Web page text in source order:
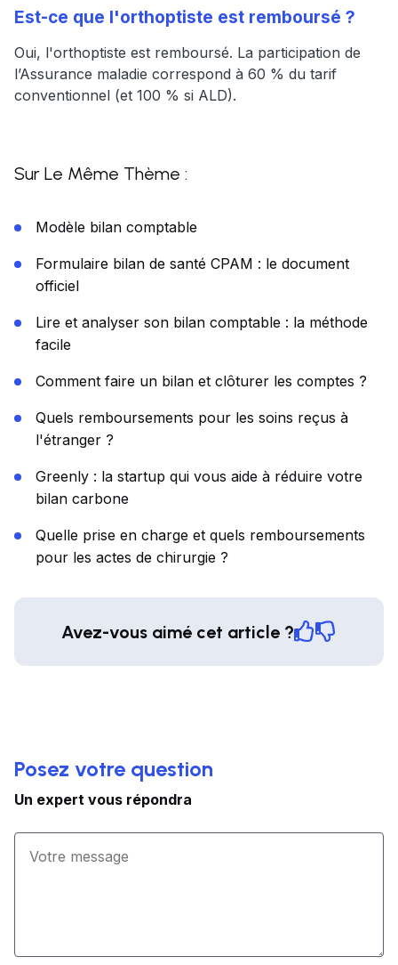
Est-ce que l'orthoptiste est remboursé ?
Oui, l'orthoptiste est remboursé. La participation de
l’Assurance maladie correspond à 60 % du tarif
conventionnel (et 100 % si ALD).
Sur Le Même Thème :
Modèle bilan comptable
Formulaire bilan de santé CPAM : le document
officiel
Lire et analyser son bilan comptable : la méthode
facile
Comment faire un bilan et clôturer les comptes ?
Quels remboursements pour les soins reçus à
l'étranger ?
Greenly : la startup qui vous aide à réduire votre
bilan carbone
Quelle prise en charge et quels remboursements
pour les actes de chirurgie ?
Avez-vous aimé cet article ?
Posez votre question
Un expert vous répondra